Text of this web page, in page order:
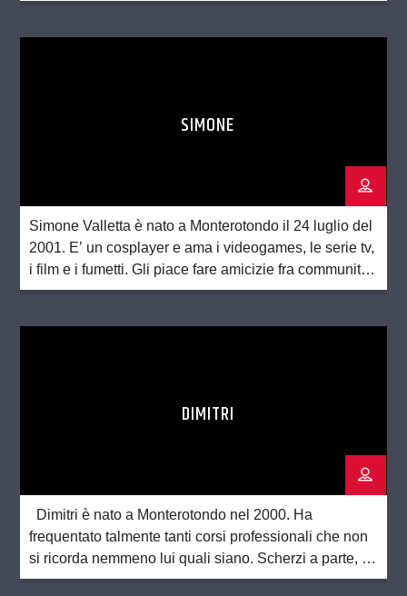
SIMONE
Simone Valletta è nato a Monterotondo il 24 luglio del
2001. E’ un cosplayer e ama i videogames, le serie tv,
i film e i fumetti. Gli piace fare amicizie fra community
diverse. Se la cava molto bene con la lingua inglese e
DIMITRI
Dimitri è nato a Monterotondo nel 2000. Ha
frequentato talmente tanti corsi professionali che non
si ricorda nemmeno lui quali siano. Scherzi a parte, è
diplomato in metalmeccanica, elettronica, moda e